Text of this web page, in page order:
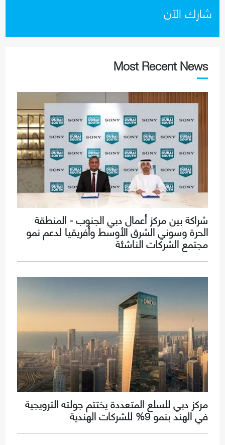
شارك الآن
Most Recent News
شراكة بين مركز أعمال دبي الجنوب - المنطقة
الحرة وسوني الشرق الأوسط وأفريقيا لدعم نمو
مجتمع الشركات الناشئة
مركز دبي للسلع المتعددة يختتم جولته الترويجية
في الهند بنمو 9% للشركات الهندية